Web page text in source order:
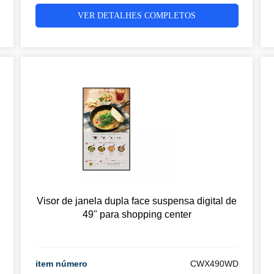
VER DETALHES COMPLETOS
Visor de janela dupla face suspensa digital de
49" para shopping center
item número CWX490WD